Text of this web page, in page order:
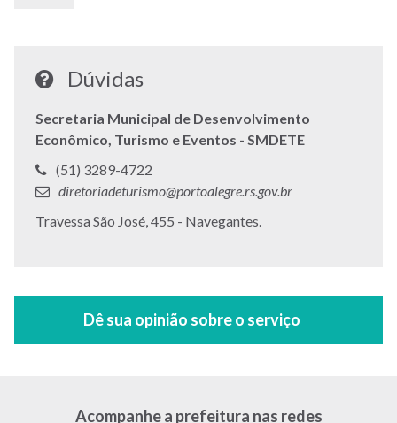
Dúvidas
Secretaria Municipal de Desenvolvimento
Econômico, Turismo e Eventos - SMDETE
Telefone:
(51) 3289-4722
E-
diretoriadeturismo@portoalegre.rs.gov.br
Endereço:
Travessa São José, 455 - Navegantes.
Acompanhe a prefeitura nas redes